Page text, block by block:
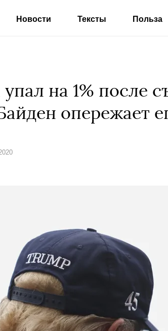
Новости Тексты Польза
на 1% после
опережает